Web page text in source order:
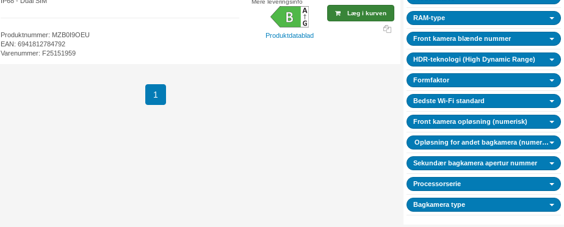
RAM-type
Front kamera blænde nummer
HDR-teknologi (High Dynamic Range)
Formfaktor
Bedste Wi-Fi standard
Front kamera opløsning (numerisk)
Opløsning for andet bagkamera (numerisk)
Sekundær bagkamera apertur nummer
Processorserie
Bagkamera type
Produktnummer: MZB0I9OEU
EAN: 6941812784792
Varenummer: F25151959
Mere leveringsinfo
Produktdatablad
Læg i kurven
1